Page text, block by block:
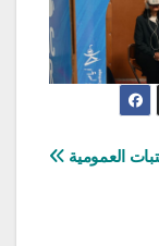
العمومية